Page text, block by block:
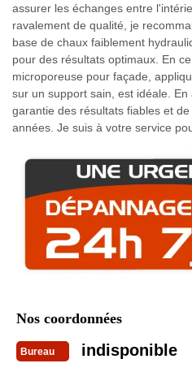
assurer les échanges entre
ravalement de qualité, je
base de chaux faiblement
pour des résultats optimaux. En
microporeuse pour façade,
sur un support sain, est idéale.
garantie des résultats fiables et
années. Je suis à votre service
Nos coordonnées
Bureau indisponible